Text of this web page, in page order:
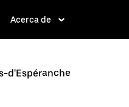
Acerca de
d'Espéranche